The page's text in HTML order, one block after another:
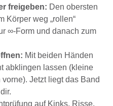
freigeben: Den obersten
Körper weg „rollen“
∞-Form und danach zum
Mit beiden Händen
abklingen lassen (kleine
Jetzt liegt das Band
auf Kinks, Risse,